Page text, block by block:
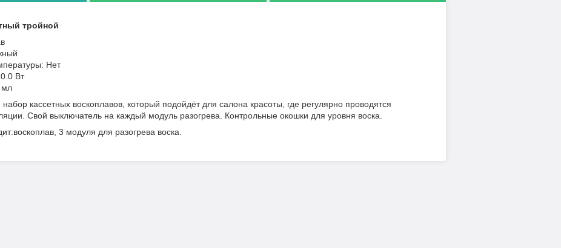
тройной
Нет
Вт
мл
кассетных воскоплавов, который подойдёт для салона красоты, где регулярно проводятся
Свой выключатель на каждый модуль разогрева. Контрольные окошки для уровня воска.
3 модуля для разогрева воска.